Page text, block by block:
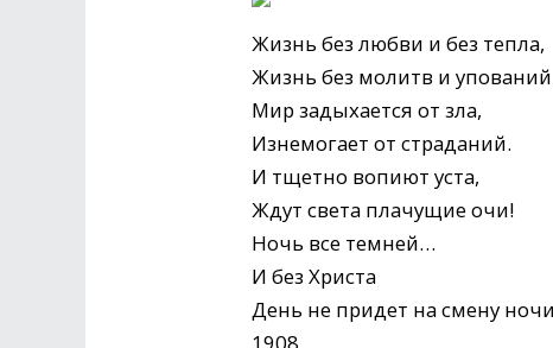
Жизнь без любви и без тепла,
Жизнь без молитв и
Мир задыхается от зла,
Изнемогает от страданий.
И тщетно вопиют уста,
Ждут света плачущие очи!
Ночь все темней…
И без Христа
День не придет на смену
1908